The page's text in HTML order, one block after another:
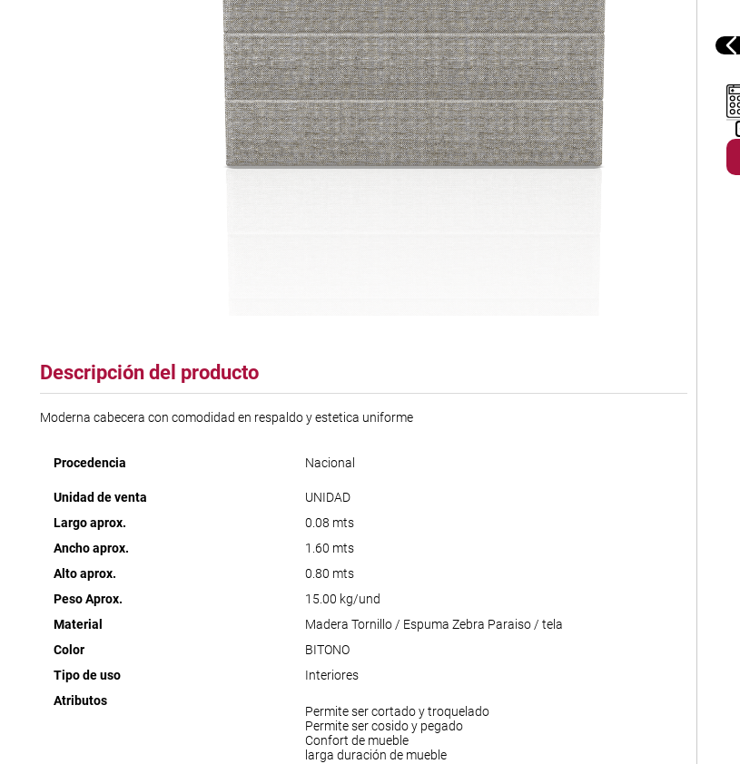
Descripción del producto
Moderna cabecera con comodidad en respaldo y estetica uniforme
Procedencia Nacional
Unidad de venta
UNIDAD
Largo aprox.
0.08 mts
Ancho aprox.
1.60 mts
Alto aprox.
0.80 mts
Peso Aprox.
15.00 kg/und
Material
Madera Tornillo / Espuma Zebra Paraiso / tela
Color
BITONO
Tipo de uso
Interiores
Atributos
Permite ser cortado y troquelado
Permite ser cosido y pegado
Confort de mueble
larga duración de mueble
plastico